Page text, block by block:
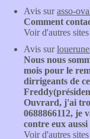
Avis surasso-
Comment
Voir d'autres
Avis sur
Nous nous
mois pour le
dirrigeants de
Ouvrard, j'ai
0688866112, je
contre eux aussi
Voir d'autres